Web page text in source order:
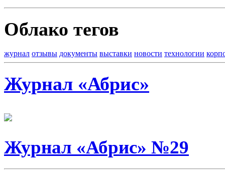
Облако тегов
журнал отзывы документы выставки новости технологии
Журнал «Абрис»
Журнал «Абрис» №29